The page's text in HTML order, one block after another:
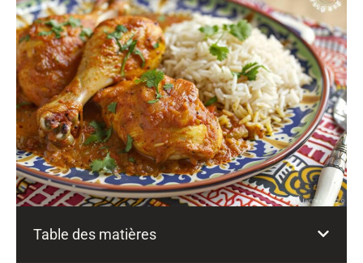
Table des matières